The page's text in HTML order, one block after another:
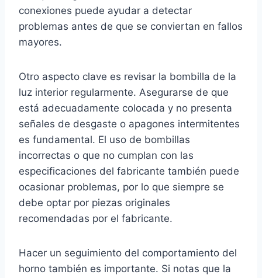
conexiones puede ayudar a detectar
problemas antes de que se conviertan en fallos
mayores.
Otro aspecto clave es revisar la bombilla de la
luz interior regularmente. Asegurarse de que
está adecuadamente colocada y no presenta
señales de desgaste o apagones intermitentes
es fundamental. El uso de bombillas
incorrectas o que no cumplan con las
especificaciones del fabricante también puede
ocasionar problemas, por lo que siempre se
debe optar por piezas originales
recomendadas por el fabricante.
Hacer un seguimiento del comportamiento del
horno también es importante. Si notas que la